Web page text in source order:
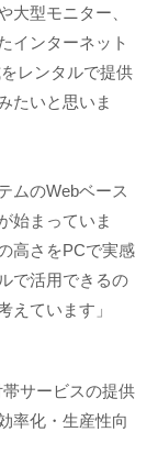
大型モニター、
インターネット
レンタルで提供
たいと思いま
ムのWebベース
始まっていま
高さをPCで実感
で活用できるの
えています」
サービスの提供
率化・生産性向